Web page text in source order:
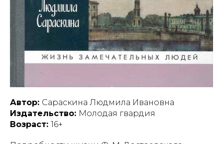
Автор: Сараскина Людмила Ивановна
Издательство: Молодая гвардия
Возраст: 16+